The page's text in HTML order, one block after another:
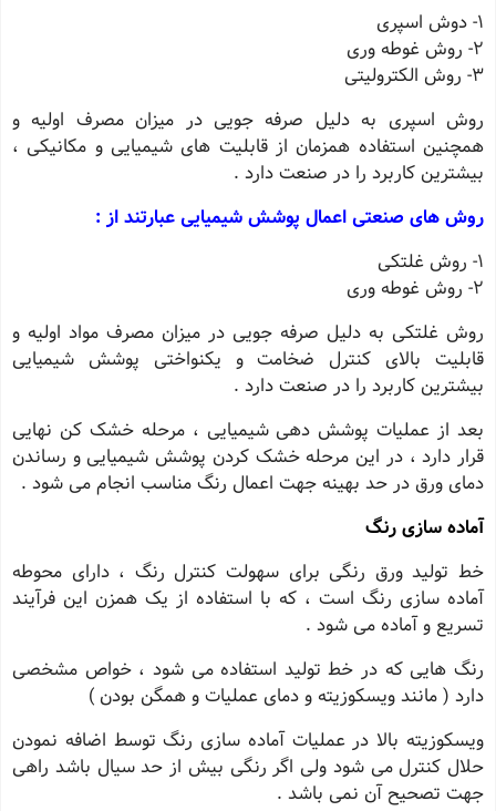
1- دوش اسپری
2- روش غوطه وری
3- روش الکترولیتی
روش اسپری به دلیل صرفه جویی در میزان مصرف اولیه و
همچنین استفاده همزمان از قابلیت های شیمیایی و مکانیکی ،
بیشترین کاربرد را در صنعت دارد .
روش های صنعتی اعمال پوشش شیمیایی عبارتند از :
1- روش غلتکی
2- روش غوطه وری
روش غلتکی به دلیل صرفه جویی در میزان مصرف مواد اولیه و
قابلیت بالای کنترل ضخامت و یکنواختی پوشش شیمیایی
بیشترین کاربرد را در صنعت دارد .
بعد از عملیات پوشش دهی شیمیایی ، مرحله خشک کن نهایی
قرار دارد ، در این مرحله خشک کردن پوشش شیمیایی و رساندن
دمای ورق در حد بهینه جهت اعمال رنگ مناسب انجام می شود .
آماده سازی رنگ
خط تولید ورق رنگی برای سهولت کنترل رنگ ، دارای محوطه
آماده سازی رنگ است ، که با استفاده از یک همزن این فرآیند
تسریع و آماده می شود .
رنگ هایی که در خط تولید استفاده می شود ، خواص مشخصی
دارد ( مانند ویسکوزیته و دمای عملیات و همگن بودن )
ویسکوزیته بالا در عملیات آماده سازی رنگ توسط اضافه نمودن
حلال کنترل می شود ولی اگر رنگی بیش از حد سیال باشد راهی
جهت تصحیح آن نمی باشد .